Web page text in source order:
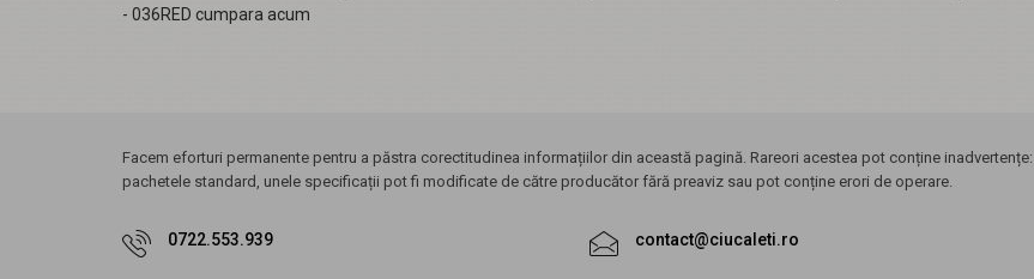
- 036RED cumpara acum
Facem eforturi permanente pentru a păstra corectitudinea informațiilor din această pagină. Rareori acestea pot conține
pachetele standard, unele specificații pot fi modificate de către producător fără preaviz sau pot conține erori de operare.
0722.553.939 contact@ciucaleti.ro